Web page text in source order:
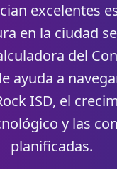
excelentes
en la ciudad
del
ayuda a
ISD, el
y las
planificadas.